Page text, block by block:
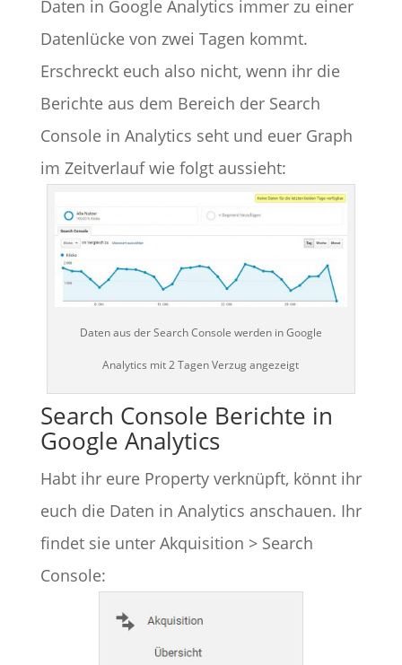
Daten in Google Analytics immer zu einer
Datenlücke von zwei Tagen kommt.
Erschreckt euch also nicht, wenn ihr die
Berichte aus dem Bereich der Search
Console in Analytics seht und euer Graph
im Zeitverlauf wie folgt aussieht:
Daten aus der Search Console werden in Google
Analytics mit 2 Tagen Verzug angezeigt
Search Console Berichte in
Google Analytics
Habt ihr eure Property verknüpft, könnt ihr
euch die Daten in Analytics anschauen. Ihr
findet sie unter Akquisition > Search
Console: